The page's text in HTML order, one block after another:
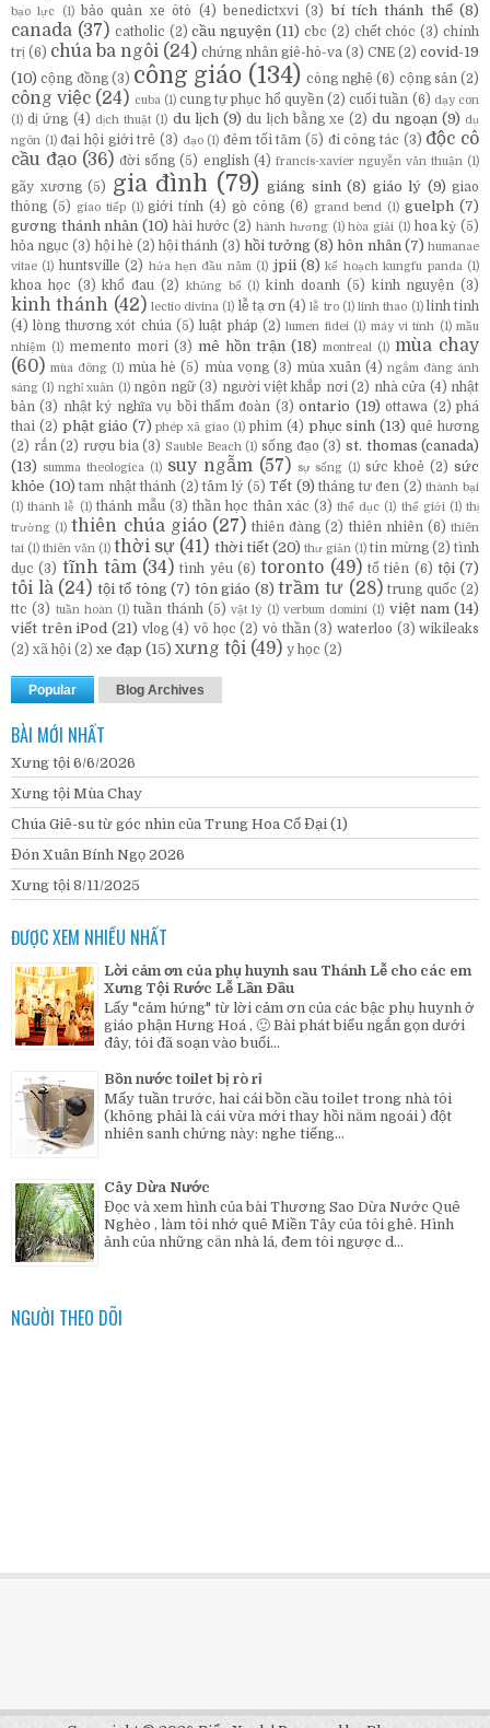
bạo lực (1) bảo quản xe ôtô (4) benedictxvi (3) bí tích thánh thể (8)
canada (37) catholic (2) cầu nguyện (11) cbc (2) chết chóc (3) chính
trị (6) chúa ba ngôi (24) chứng nhân giê-hô-va (3) CNE (2) covid-19
(10) cộng đồng (3) công giáo (134) công nghệ (6) cộng sản (2)
công việc (24) cuba (1) cung tự phục hổ quyền (2) cuối tuần (6) dạy con
(1) dị ứng (4) dịch thuật (1) du lịch (9) du lịch bằng xe (2) du ngoạn (9) dụ
ngôn (1) đại hội giới trẻ (3) đạo (1) đêm tối tăm (5) đi công tác (3) độc cô
cầu đạo (36) đời sống (5) english (4) francis-xavier nguyễn văn thuận (1)
gãy xương (5) gia đình (79) giáng sinh (8) giáo lý (9) giao
thông (5) giao tiếp (1) giới tính (4) gò công (6) grand bend (1) guelph (7)
gương thánh nhân (10) hài hước (2) hành hương (1) hòa giải (1) hoa kỳ (5)
hỏa ngục (3) hội hè (2) hội thánh (3) hồi tưởng (8) hôn nhân (7) humanae
vitae (1) huntsville (2) hứa hẹn đầu năm (1) jpii (8) kế hoạch kungfu panda (1)
khoa học (3) khổ đau (2) khủng bố (1) kinh doanh (5) kinh nguyện (3)
kinh thánh (42) lectio divina (1) lễ tạ ơn (4) lễ tro (1) linh thao (1) linh tinh
(4) lòng thương xót chúa (5) luật pháp (2) lumen fidei (1) máy vi tính (1) mầu
nhiệm
(1) memento mori (3) mê hồn trận (18) montreal (1) mùa chay
(60) mùa đông (1) mùa hè (5) mùa vọng (3) mùa xuân (4) ngắm đàng ánh
sáng (1) nghỉ xuân (1) ngôn ngữ (3) người việt khắp nơi (2) nhà cửa (4) nhật
bản (3) nhật ký nghĩa vụ bồi thẩm đoàn (3) ontario (19) ottawa (2) phá
thai (2) phật giáo (7) phép xã giao (1) phim (4) phục sinh (13) quê hương
(2) rắn (2) rượu bia (3) Sauble Beach (1) sống đạo (3) st. thomas (canada)
(13)
summa theologica (1) suy ngẫm (57) sự sống (1) sức khoẻ (2) sức
khỏe (10) tam nhật thánh (2) tâm lý (5) Tết (9) tháng tư đen (2) thành bại
(1) thánh lễ (1) thánh mẫu (3) thần học thân xác (3) thể dục (1) thế giới (1) thị
trường (1) thiên chúa giáo (27) thiên đàng (2) thiên nhiên (6) thiên
tai (1) thiên văn (1) thời sự (41) thời tiết (20) thư giản (1) tin mừng (2) tình
dục (3) tĩnh tâm (34) tình yêu (6) toronto (49) tổ tiên (6) tội (7)
tôi là (24) tội tổ tông (7) tôn giáo (8) trầm tư (28) trung quốc (2)
ttc (3) tuần hoàn (1) tuần thánh (5) vật lý (1) verbum domini (1) việt nam (14)
viết trên iPod (21) vlog (4) võ học (2) vô thần (3) waterloo (3) wikileaks
(2) xã hội (2) xe đạp (15) xưng tội (49) y học (2)
Popular Blog Archives
BÀI MỚI NHẤT
Xưng tội 6/6/2026
Xưng tội Mùa Chay
Chúa Giê-su từ góc nhìn của Trung Hoa Cổ Đại (1)
Đón Xuân Bính Ngọ 2026
Xưng tội 8/11/2025
ĐƯỢC XEM NHIỀU NHẤT
Lời cảm ơn của phụ huynh sau Thánh Lễ cho các em
Xưng Tội Rước Lễ Lần Đầu
Lấy "cảm hứng" từ lời cảm ơn của các bậc phụ huynh ở
giáo phận Hưng Hoá , 🙂 Bài phát biểu ngắn gọn dưới
đây, tôi đã soạn vào buổi...
Bồn nước toilet bị rò rỉ
Mấy tuần trước, hai cái bồn cầu toilet trong nhà tôi
(không phải là cái vừa mới thay hồi năm ngoái ) đột
nhiên sanh chứng này: nghe tiếng...
Cây Dừa Nước
Đọc và xem hình của bài Thương Sao Dừa Nước Quê
Nghèo , làm tôi nhớ quê Miền Tây của tôi ghê. Hình
ảnh của những căn nhà lá, đem tôi ngược d...
NGƯỜI THEO DÕI